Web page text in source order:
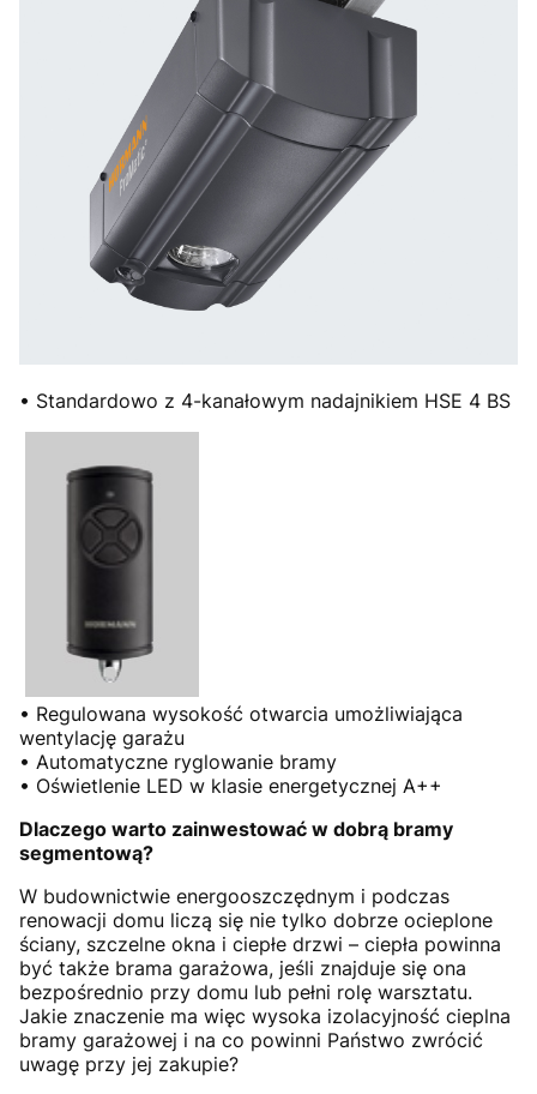
• Standardowo z 4-kanałowym nadajnikiem HSE 4 BS
• Regulowana wysokość otwarcia umożliwiająca
wentylację garażu
• Automatyczne ryglowanie bramy
• Oświetlenie LED w klasie energetycznej A++
Dlaczego warto zainwestować w dobrą bramy
segmentową?
W budownictwie energooszczędnym i podczas
renowacji domu liczą się nie tylko dobrze ocieplone
ściany, szczelne okna i ciepłe drzwi – ciepła powinna
być także brama garażowa, jeśli znajduje się ona
bezpośrednio przy domu lub pełni rolę warsztatu.
Jakie znaczenie ma więc wysoka izolacyjność cieplna
bramy garażowej i na co powinni Państwo zwrócić
uwagę przy jej zakupie?